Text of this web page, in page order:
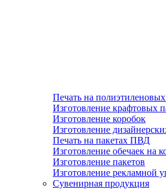
Печать на полиэтиленовых
Изготовление крафтовых
Изготовление коробок
Изготовление
Печать на пакетах ПВД
Изготовление обечаек на
Изготовление пакетов
Изготовление рекламной
Сувенирная продукция